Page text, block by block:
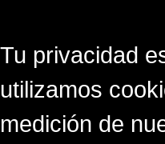
Tu privacidad
utilizamos
medición de